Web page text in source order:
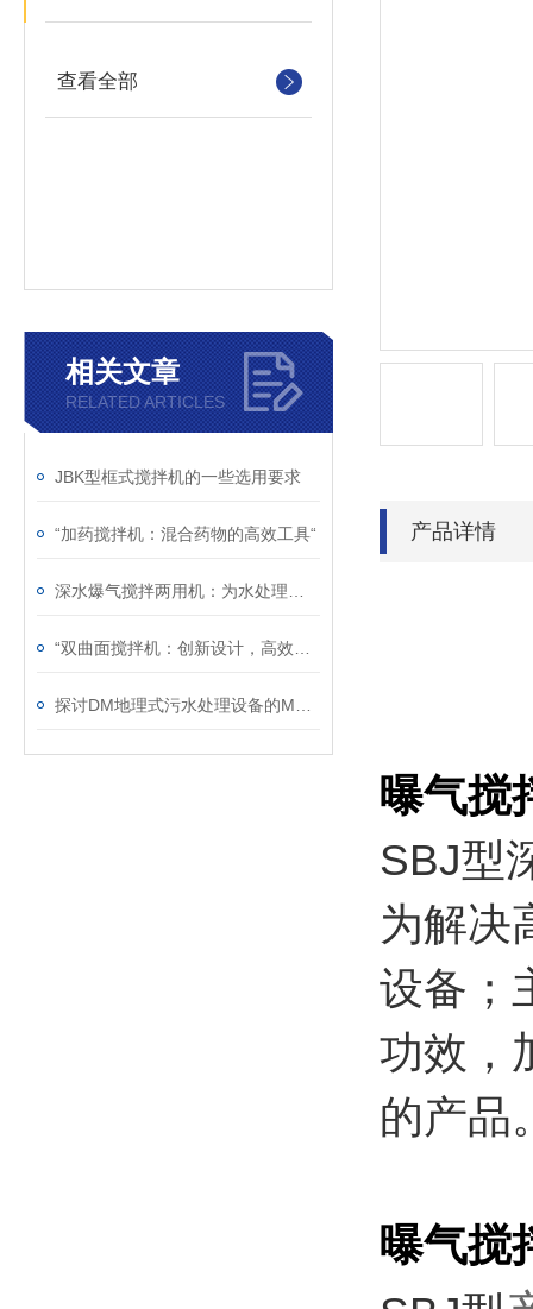
查看全部
相关文章
RELATED ARTICLES
JBK型框式搅拌机的一些选用要求
“加药搅拌机：混合药物的高效工具“ 产品详情
曝气搅
SBJ型
为解决
设备；
功效，
的产品
曝气搅